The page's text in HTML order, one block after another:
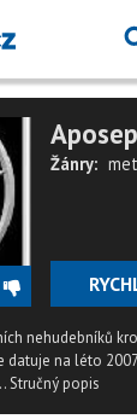
Žánry:
nehudebníků
datuje na léto
Stručný popis